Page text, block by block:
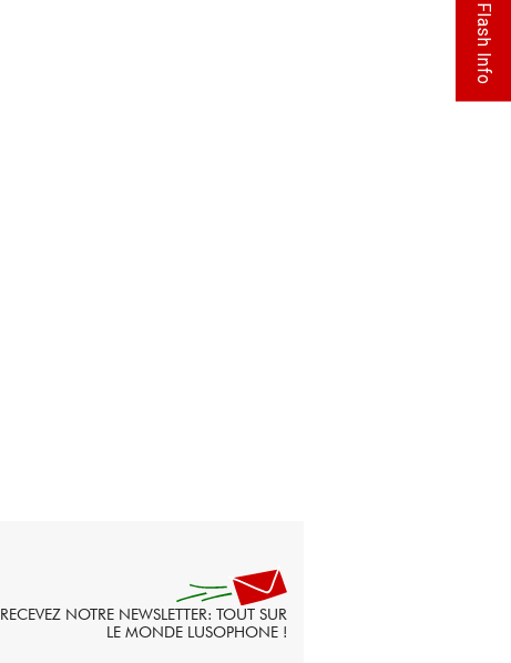
RECEVEZ NOTRE NEWSLETTER: TOUT SUR
LE MONDE LUSOPHONE !
Flash Info